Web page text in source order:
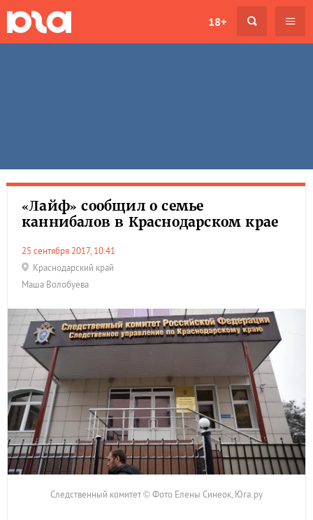
18+
«Лайф» сообщил о семье
каннибалов в Краснодарском крае
25 сентября 2017, 10:41
Краснодарский край
Маша Волобуева
Следственный комитет © Фото Елены Синеок, Юга.ру